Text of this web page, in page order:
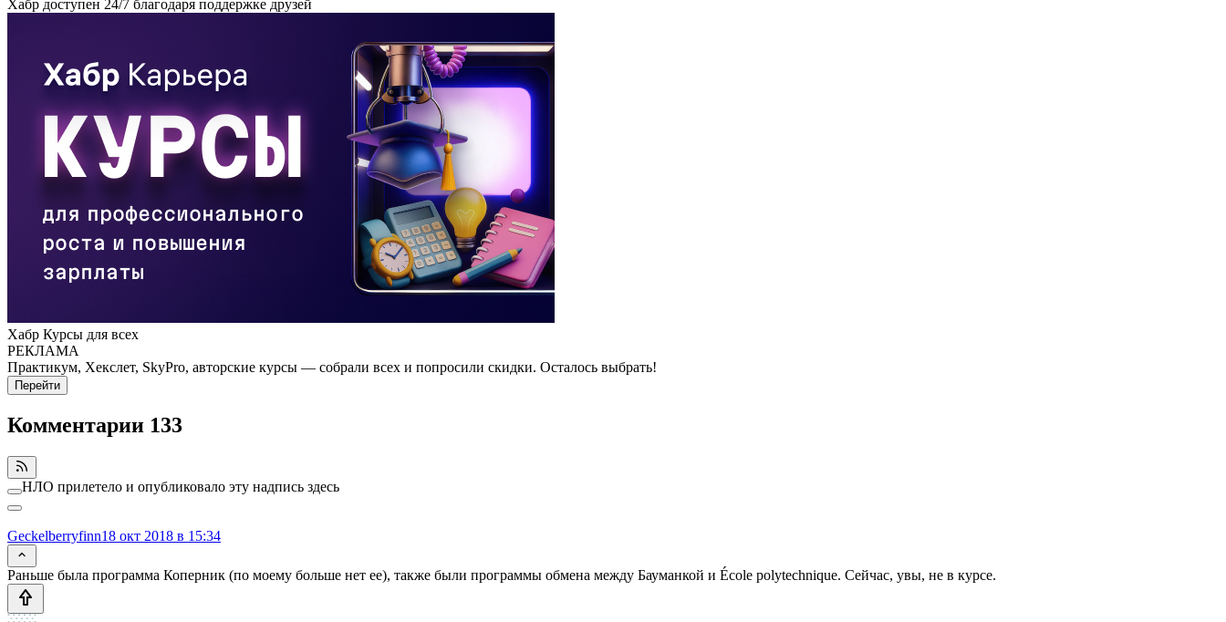
Хабр доступен 24/7 благодаря поддержке друзей
Хабр Курсы для всех
РЕКЛАМА
Практикум, Хекслет, SkyPro, авторские курсы — собрали всех и попросили скидки. Осталось выбрать!
Перейти
Комментарии 133
НЛО прилетело и опубликовало эту надпись здесь
Geckelberryfinn18 окт 2018 в 15:34
Раньше была программа Коперник (по моему больше нет ее), также были программы обмена между Бауманкой и École polytechnique. Cейчас, увы, не в курсе.